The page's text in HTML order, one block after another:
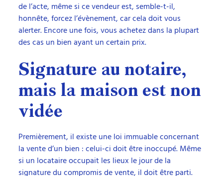
de l’acte, même si ce vendeur est, semble-t-il,
honnête, forcez l’évènement, car cela doit vous
alerter. Encore une fois, vous achetez dans la plupart
des cas un bien ayant un certain prix.
Signature au notaire,
mais la maison est non
vidée
Premièrement, il existe une loi immuable concernant
la vente d’un bien : celui-ci doit être inoccupé. Même
si un locataire occupait les lieux le jour de la
signature du compromis de vente, il doit être parti.